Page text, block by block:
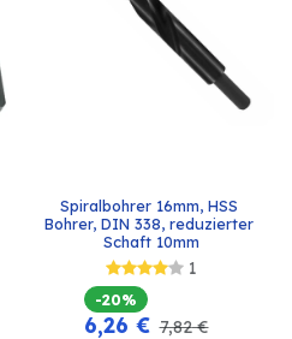
Spiralbohrer 16mm, HSS
Bohrer, DIN 338, reduzierter
Schaft 10mm
1
-20%
6,26 € 7,82€